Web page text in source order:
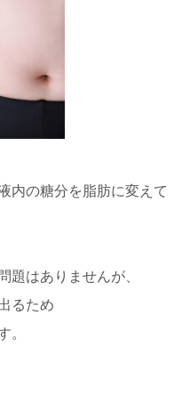
内の糖分を脂肪に変えて
題はありませんが、
るため
。